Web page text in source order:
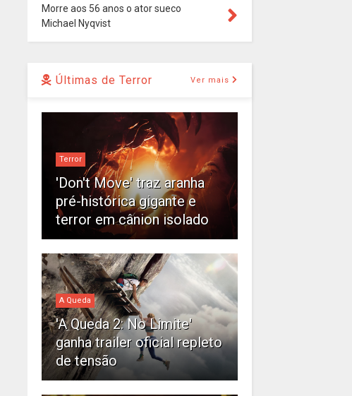
Morre aos 56 anos o ator sueco
Michael Nyqvist
Últimas de Terror Ver mais
Terror
'Don't Move' traz aranha
pré-histórica gigante e
terror em cânion isolado
A Queda
'A Queda 2: No Limite'
ganha trailer oficial repleto
de tensão